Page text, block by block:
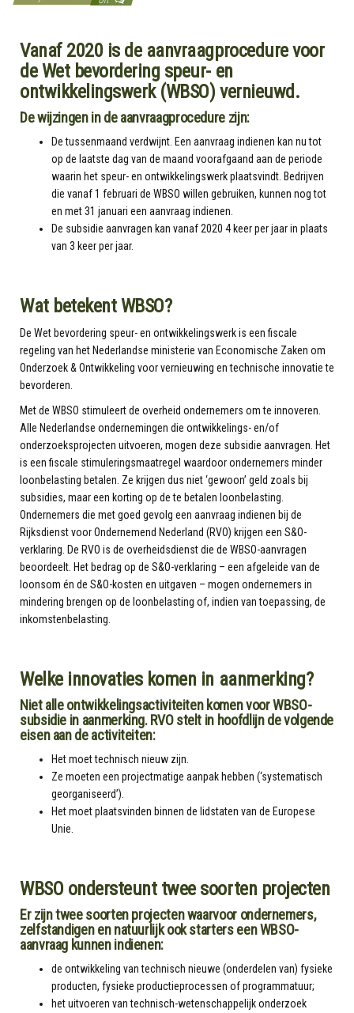
Vanaf 2020 is de aanvraagprocedure voor
de Wet bevordering speur- en
ontwikkelingswerk (WBSO) vernieuwd.
De wijzingen in de aanvraagprocedure zijn:
De tussenmaand verdwijnt. Een aanvraag indienen kan nu tot
op de laatste dag van de maand voorafgaand aan de periode
waarin het speur- en ontwikkelingswerk plaatsvindt. Bedrijven
die vanaf 1 februari de WBSO willen gebruiken, kunnen nog tot
en met 31 januari een aanvraag indienen.
De subsidie aanvragen kan vanaf 2020 4 keer per jaar in plaats
van 3 keer per jaar.
Wat betekent WBSO?
De Wet bevordering speur- en ontwikkelingswerk is een fiscale
regeling van het Nederlandse ministerie van Economische Zaken om
Onderzoek & Ontwikkeling voor vernieuwing en technische innovatie te
bevorderen.
Met de WBSO stimuleert de overheid ondernemers om te innoveren.
Alle Nederlandse ondernemingen die ontwikkelings- en/of
onderzoeksprojecten uitvoeren, mogen deze subsidie aanvragen. Het
is een fiscale stimuleringsmaatregel waardoor ondernemers minder
loonbelasting betalen. Ze krijgen dus niet ‘gewoon’ geld zoals bij
subsidies, maar een korting op de te betalen loonbelasting.
Ondernemers die met goed gevolg een aanvraag indienen bij de
Rijksdienst voor Ondernemend Nederland (RVO) krijgen een S&O-
verklaring. De RVO is de overheidsdienst die de WBSO-aanvragen
beoordeelt. Het bedrag op de S&O-verklaring – een afgeleide van de
loonsom én de S&O-kosten en uitgaven – mogen ondernemers in
mindering brengen op de loonbelasting of, indien van toepassing, de
inkomstenbelasting.
Welke innovaties komen in aanmerking?
Niet alle ontwikkelingsactiviteiten komen voor WBSO-
subsidie in aanmerking. RVO stelt in hoofdlijn de volgende
eisen aan de activiteiten:
Het moet technisch nieuw zijn.
Ze moeten een projectmatige aanpak hebben (‘systematisch
georganiseerd’).
Het moet plaatsvinden binnen de lidstaten van de Europese
Unie.
WBSO ondersteunt twee soorten projecten
Er zijn twee soorten projecten waarvoor ondernemers,
zelfstandigen en natuurlijk ook starters een WBSO-
aanvraag kunnen indienen:
de ontwikkeling van technisch nieuwe (onderdelen van) fysieke
producten, fysieke productieprocessen of programmatuur;
het uitvoeren van technisch-wetenschappelijk onderzoek